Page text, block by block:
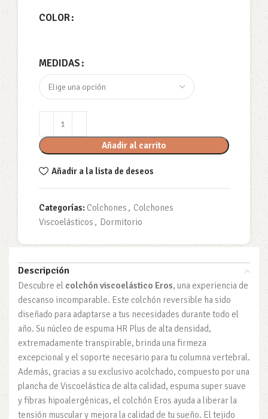
COLOR
MEDIDAS
Añadir al carrito
Añadir a la lista de deseos
Categorías: Colchones , Colchones
Viscoelásticos , Dormitorio
Descripción
Descubre el colchón viscoelástico Eros, una experiencia de
descanso incomparable. Este colchón reversible ha sido
diseñado para adaptarse a tus necesidades durante todo el
año. Su núcleo de espuma HR Plus de alta densidad,
extremadamente transpirable, brinda una firmeza
excepcional y el soporte necesario para tu columna vertebral.
Además, gracias a su exclusivo acolchado, compuesto por una
plancha de Viscoelástica de alta calidad, espuma super suave
y fibras hipoalergénicas, el colchón Eros ayuda a liberar la
tensión muscular y mejora la calidad de tu sueño. El tejido